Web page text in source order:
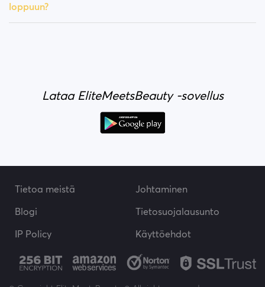
loppuun?
Lataa EliteMeetsBeauty -sovellus
Tietoa meistä
Johtaminen
Blogi
Tietosuojalausunto
IP Policy
Käyttöehdot